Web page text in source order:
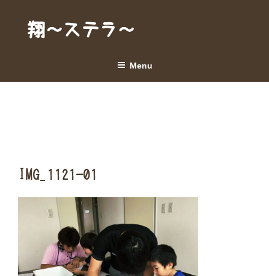
content翔～ステラ～
Menu
IMG_1121-01